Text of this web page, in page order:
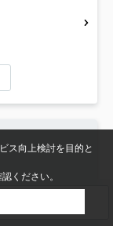
ス向上検討を目的と
ください。